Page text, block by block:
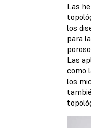
Las
los
para
Las
como
los